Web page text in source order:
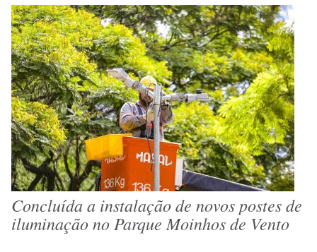
Concluída a instalação de novos postes de
iluminação no Parque Moinhos de Vento